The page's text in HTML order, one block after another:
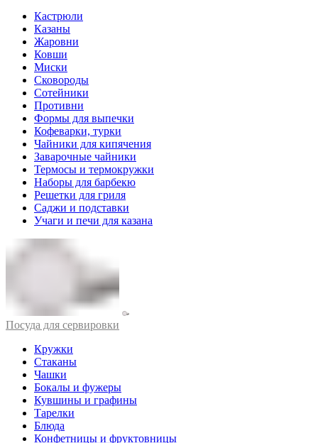
Кастрюли
Казаны
Жаровни
Ковши
Миски
Сковороды
Сотейники
Противни
Формы для выпечки
Кофеварки, турки
Чайники для кипячения
Заварочные чайники
Термосы и термокружки
Наборы для барбекю
Решетки для гриля
Саджи и подставки
Учаги и печи для казана
Посуда для сервировки
Кружки
Стаканы
Чашки
Бокалы и фужеры
Кувшины и графины
Тарелки
Блюда
Конфетницы и фруктовницы